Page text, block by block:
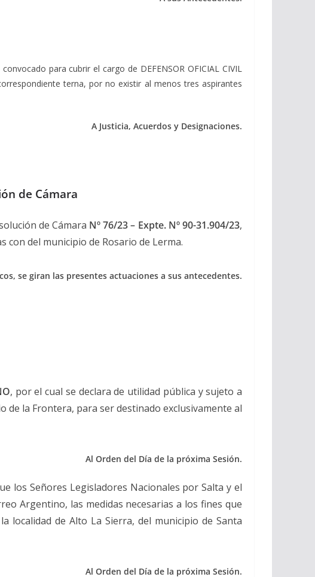
para cubrir el cargo de DEFENSOR OFICIAL CIVIL
terna, por no existir al menos tres aspirantes
A Justicia, Acuerdos y Designaciones.
de Cámara
de Cámara Nº 76/23 – Expte. Nº 90-31.904/23,
con del municipio de Rosario de Lerma.
se giran las presentes actuaciones a sus antecedentes.
, por el cual se declara de utilidad pública y sujeto a
de la Frontera, para ser destinado exclusivamente al
Al Orden del Día de la próxima Sesión.
los Señores Legisladores Nacionales por Salta y el
Argentino, las medidas necesarias a los fines que
de Alto La Sierra, del municipio de Santa
Al Orden del Día de la próxima Sesión.